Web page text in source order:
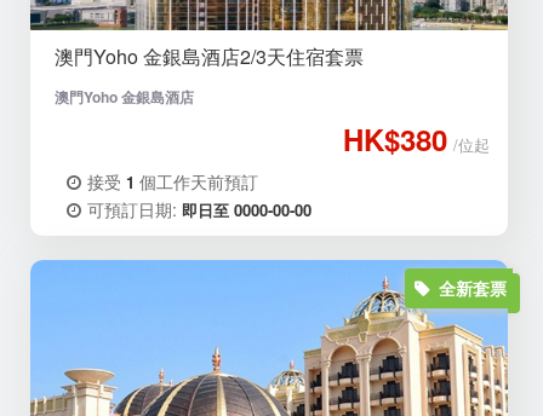
澳門Yoho 金銀島酒店2/3天住宿套票
澳門Yoho 金銀島酒店
HK$380 /位起
接受 1 個工作天前預訂
可預訂日期: 即日至 0000-00-00
全新套票